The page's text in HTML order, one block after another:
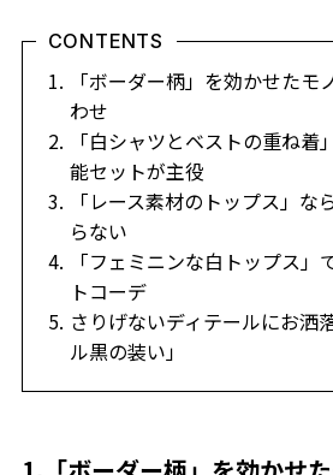
CONTENTS
「ボーダー柄」を効かせたモ
わせ
「白シャツとベストの重ね着
能セットが主役
「レース素材のトップス」な
らない
「フェミニンな白トップス」
トコーデ
さりげないディテールにお洒
ル黒の装い」